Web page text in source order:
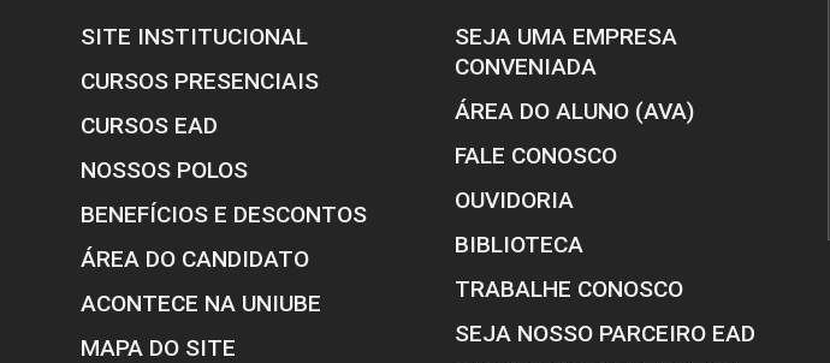
SITE INSTITUCIONAL
CURSOS PRESENCIAIS
CURSOS EAD
NOSSOS POLOS
BENEFÍCIOS E DESCONTOS
ÁREA DO CANDIDATO
ACONTECE NA UNIUBE
MAPA DO SITE
SEJA UMA EMPRESA
CONVENIADA
ÁREA DO ALUNO (AVA)
FALE CONOSCO
OUVIDORIA
BIBLIOTECA
TRABALHE CONOSCO
SEJA NOSSO PARCEIRO EAD